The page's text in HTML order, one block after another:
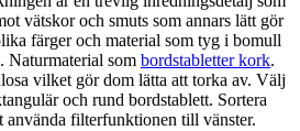
vätskor och smuts som annars lätt gör
färger och material som tyg i bomull
Naturmaterial som bordstabletter kork.
vilket gör dom lätta att torka av. Välj
och rund bordstablett. Sortera
filterfunktionen till vänster.